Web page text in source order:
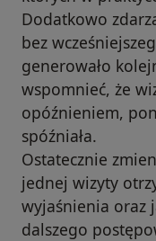
Dodatkowo
bez
generowało
wspomnieć, że
opóźnieniem,
spóźniała.
Ostatecznie
jednej wizyty
wyjaśnienia oraz
dalszego